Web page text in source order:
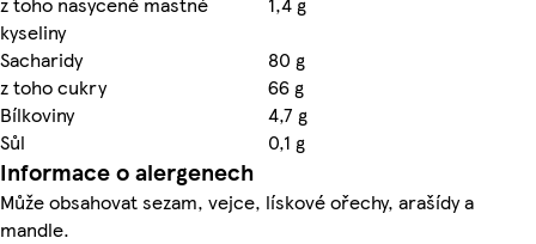
kyseliny
Sacharidy
80 g
z toho cukry
66 g
Bílkoviny
4,7 g
Sůl
0,1 g
Informace o alergenech
Může obsahovat sezam, vejce, lískové ořechy, arašídy a
mandle.